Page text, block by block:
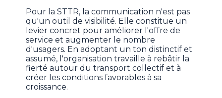
Pour la STTR, la communication n'est pas
qu'un outil de visibilité. Elle constitue un
levier concret pour améliorer l'offre de
service et augmenter le nombre
d'usagers. En adoptant un ton distinctif et
assumé, l'organisation travaille à rebâtir la
fierté autour du transport collectif et à
créer les conditions favorables à sa
croissance.